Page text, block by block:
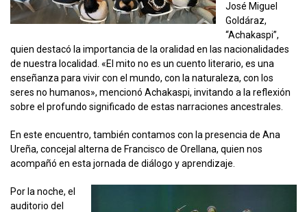
José Miguel
Goldáraz,
“Achakaspi”,
quien destacó la importancia de la oralidad en las nacionalidades
de nuestra localidad. «El mito no es un cuento literario, es una
enseñanza para vivir con el mundo, con la naturaleza, con los
seres no humanos», mencionó Achakaspi, invitando a la reflexión
sobre el profundo significado de estas narraciones ancestrales.
En este encuentro, también contamos con la presencia de Ana
Ureña, concejal alterna de Francisco de Orellana, quien nos
acompañó en esta jornada de diálogo y aprendizaje.
Por la noche, el
auditorio del